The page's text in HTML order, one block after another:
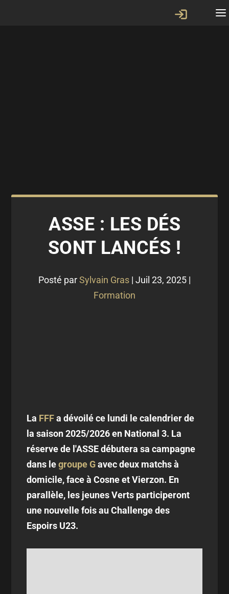
ASSE : LES DÉS
SONT LANCÉS !
Posté parSylvain Gras | Juil 23, 2025 |
Formation
La FFFa dévoilé ce lundi le calendrier de
la saison 2025/2026 en National 3. La
réserve de l'ASSE débutera sa campagne
dans legroupe Gavec deux matchs à
domicile, face à Cosne et Vierzon. En
parallèle, les jeunes Verts participeront
une nouvelle fois au Challenge des
Espoirs U23.